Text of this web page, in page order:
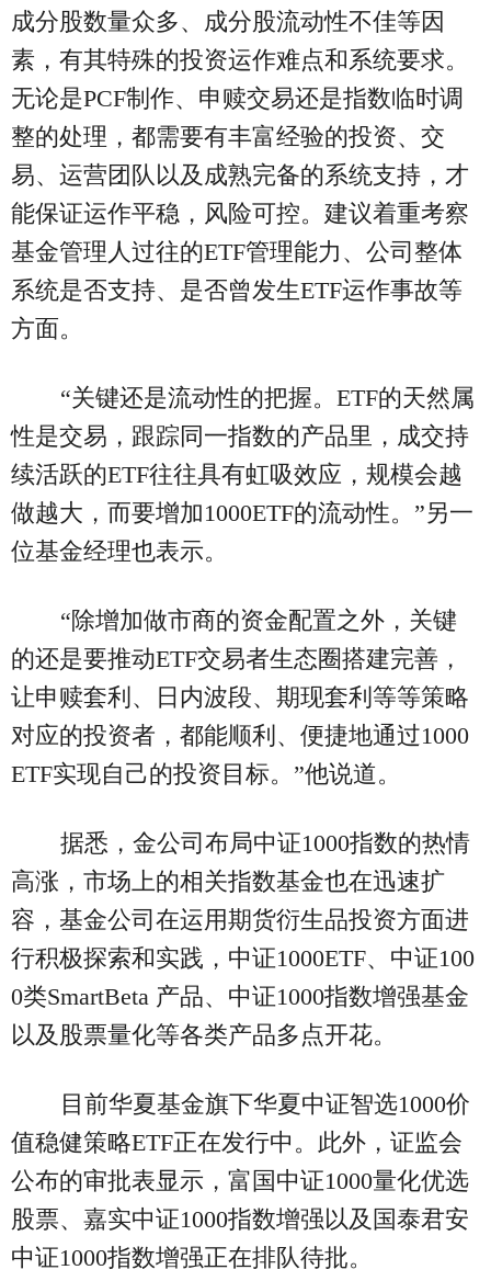
成分股数量众多、成分股流动性不佳等因
素，有其特殊的投资运作难点和系统要求。
无论是PCF制作、申赎交易还是指数临时调
整的处理，都需要有丰富经验的投资、交
易、运营团队以及成熟完备的系统支持，才
能保证运作平稳，风险可控。建议着重考察
基金管理人过往的ETF管理能力、公司整体
系统是否支持、是否曾发生ETF运作事故等
方面。
“关键还是流动性的把握。ETF的天然属
性是交易，跟踪同一指数的产品里，成交持
续活跃的ETF往往具有虹吸效应，规模会越
做越大，而要增加1000ETF的流动性。”另一
位基金经理也表示。
“除增加做市商的资金配置之外，关键
的还是要推动ETF交易者生态圈搭建完善，
让申赎套利、日内波段、期现套利等等策略
对应的投资者，都能顺利、便捷地通过1000
ETF实现自己的投资目标。”他说道。
据悉，金公司布局中证1000指数的热情
高涨，市场上的相关指数基金也在迅速扩
容，基金公司在运用期货衍生品投资方面进
行积极探索和实践，中证1000ETF、中证100
0类SmartBeta 产品、中证1000指数增强基金
以及股票量化等各类产品多点开花。
目前华夏基金旗下华夏中证智选1000价
值稳健策略ETF正在发行中。此外，证监会
公布的审批表显示，富国中证1000量化优选
股票、嘉实中证1000指数增强以及国泰君安
中证1000指数增强正在排队待批。